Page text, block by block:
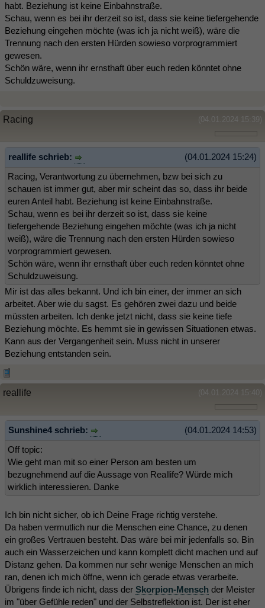
habt. Beziehung ist keine Einbahnstraße.
Schau, wenn es bei ihr derzeit so ist, dass sie keine tiefergehende
Beziehung eingehen möchte (was ich ja nicht weiß), wäre die
Trennung nach den ersten Hürden sowieso vorprogrammiert
gewesen.
Schön wäre, wenn ihr ernsthaft über euch reden könntet ohne
Schuldzuweisung.
(04.01.2024 15:39)
Racing
(04.01.2024 15:24)
reallife schrieb:
Racing, Verantwortung zu übernehmen, bzw bei sich zu
schauen ist immer gut, aber mir scheint das so, dass ihr beide
euren Anteil habt. Beziehung ist keine Einbahnstraße.
Schau, wenn es bei ihr derzeit so ist, dass sie keine
tiefergehende Beziehung eingehen möchte (was ich ja nicht
weiß), wäre die Trennung nach den ersten Hürden sowieso
vorprogrammiert gewesen.
Schön wäre, wenn ihr ernsthaft über euch reden könntet ohne
Schuldzuweisung.
Mir ist das alles bekannt. Und ich bin einer, der immer an sich
arbeitet. Aber wie du sagst. Es gehören zwei dazu und beide
müssten arbeiten. Ich denke jetzt nicht, dass sie keine tiefe
Beziehung möchte. Es hemmt sie in gewissen Situationen etwas.
Kann aus der Vergangenheit sein. Muss nicht in unserer
Beziehung entstanden sein.
(04.01.2024 15:40)
reallife
(04.01.2024 14:53)
Sunshine4 schrieb:
Off topic:
Wie geht man mit so einer Person am besten um
bezugnehmend auf die Aussage von Reallife? Würde mich
wirklich interessieren. Danke
Ich bin nicht sicher, ob ich Deine Frage richtig verstehe.
Da haben vermutlich nur die Menschen eine Chance, zu denen
ein großes Vertrauen besteht. Das wäre bei mir jedenfalls so. Bin
auch ein Wasserzeichen und kann komplett dicht machen und auf
Distanz gehen. Da kommen nur sehr wenige Menschen an mich
ran, denen ich mich öffne, wenn ich gerade etwas verarbeite.
Übrigens finde ich nicht, dass der Skorpion-Mensch der Meister
im "über Gefühle reden" und der Selbstreflektion ist. Der ist eher